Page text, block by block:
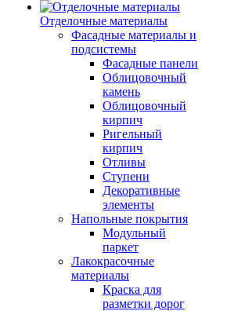
Отделочные материалы
Фасадные материалы и
подсистемы
Фасадные панели
Облицовочный
камень
Облицовочный
кирпич
Ригельный
кирпич
Отливы
Ступени
Декоративные
элементы
Напольные покрытия
Модульный
паркет
Лакокрасочные
материалы
Краска для
разметки дорог